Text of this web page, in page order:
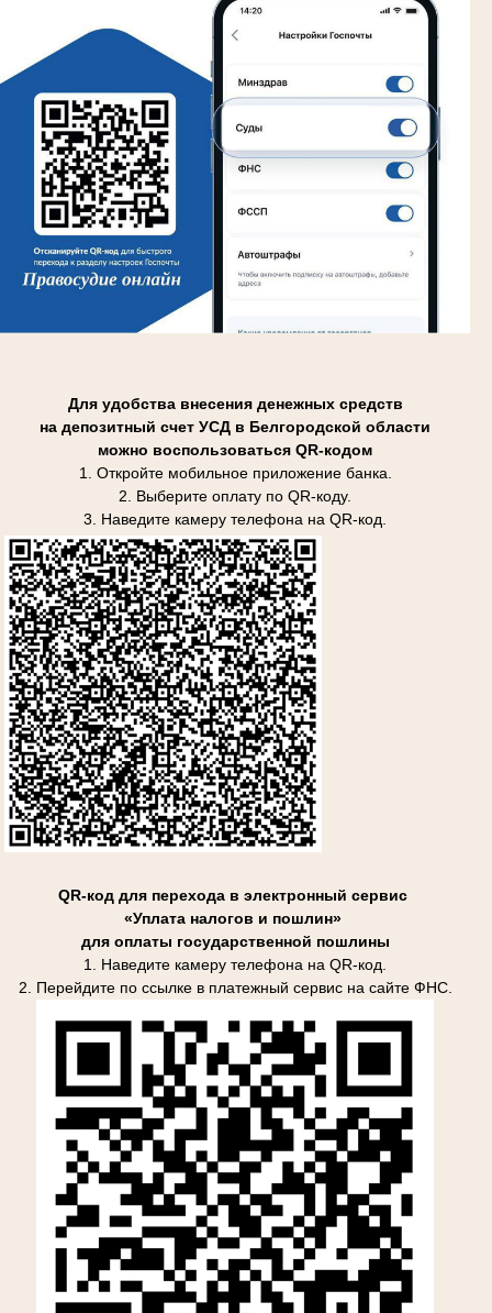
Для удобства внесения денежных средств
на депозитный счет УСД в Белгородской области
можно воспользоваться QR-кодом
1. Откройте мобильное приложение банка.
2. Выберите оплату по QR-коду.
3. Наведите камеру телефона на QR-код.
QR-код для перехода в электронный сервис
«Уплата налогов и пошлин»
для оплаты государственной пошлины
1. Наведите камеру телефона на QR-код.
2. Перейдите по ссылке в платежный сервис на сайте ФНС.